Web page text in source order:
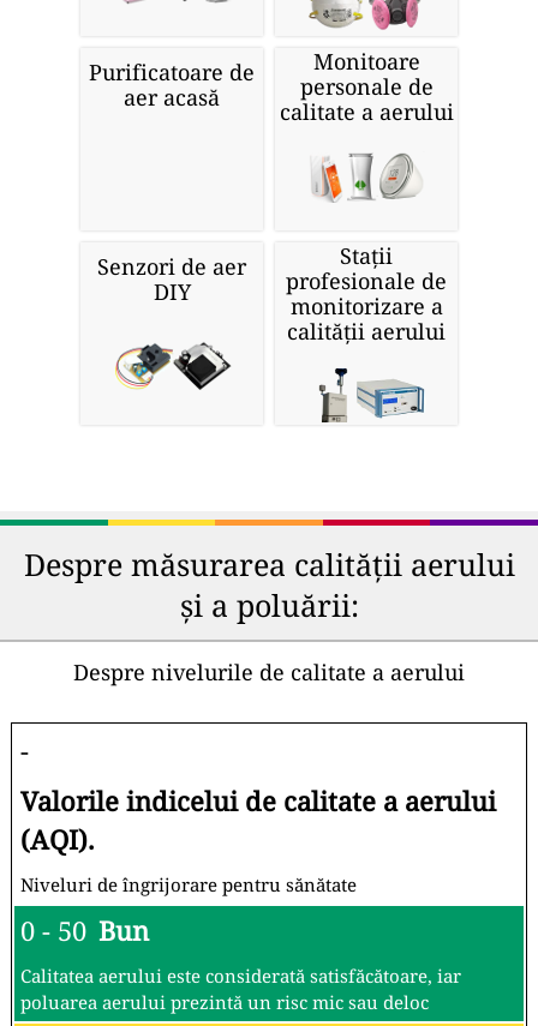
Purificatoare de
aer acasă
Monitoare
personale de
calitate a aerului
Senzori de aer
DIY
Stații
profesionale de
monitorizare a
calității aerului
Despre măsurarea calității aerului
și a poluării:
Despre nivelurile de calitate a aerului
-
Valorile indicelui de calitate a aerului
(AQI).
Niveluri de îngrijorare pentru sănătate
0 - 50 Bun
Calitatea aerului este considerată satisfăcătoare, iar
poluarea aerului prezintă un risc mic sau deloc